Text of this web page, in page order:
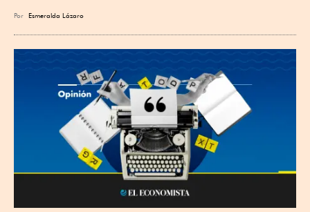
Por Esmeralda Lázaro